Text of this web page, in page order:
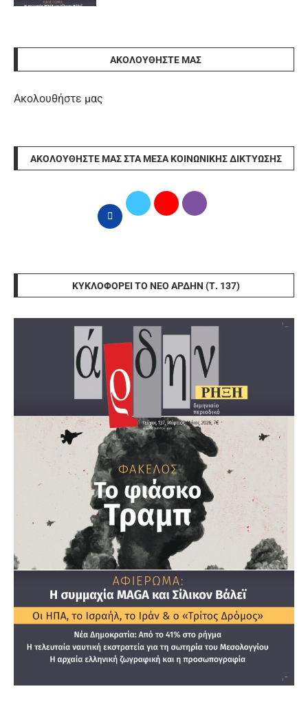
ΑΚΟΛΟΥΘΉΣΤΕ ΜΑΣ
Ακολουθήστε μας
ΑΚΟΛΟΥΘΉΣΤΕ ΜΑΣ ΣΤΑ ΜΈΣΑ ΚΟΙΝΩΝΙΚΉΣ ΔΙΚΤΎΩΣΗΣ
ΚΥΚΛΟΦΟΡΕΊ ΤΟ ΝΈΟ ΆΡΔΗΝ (Τ. 137)